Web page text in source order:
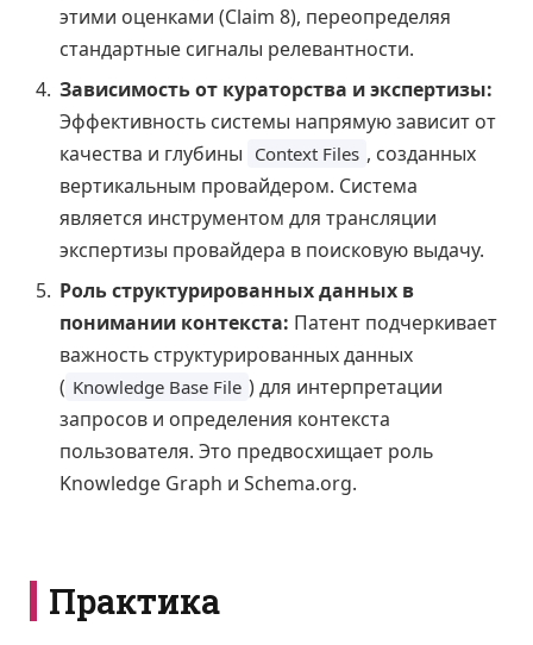
этими оценками (Claim 8), переопределяя
стандартные сигналы релевантности.
Зависимость от кураторства и экспертизы:
Эффективность системы напрямую зависит от
качества и глубины Context Files , созданных
вертикальным провайдером. Система
является инструментом для трансляции
экспертизы провайдера в поисковую выдачу.
Роль структурированных данных в
понимании контекста: Патент подчеркивает
важность структурированных данных
( Knowledge Base File ) для интерпретации
запросов и определения контекста
пользователя. Это предвосхищает роль
Knowledge Graph и Schema.org.
Практика